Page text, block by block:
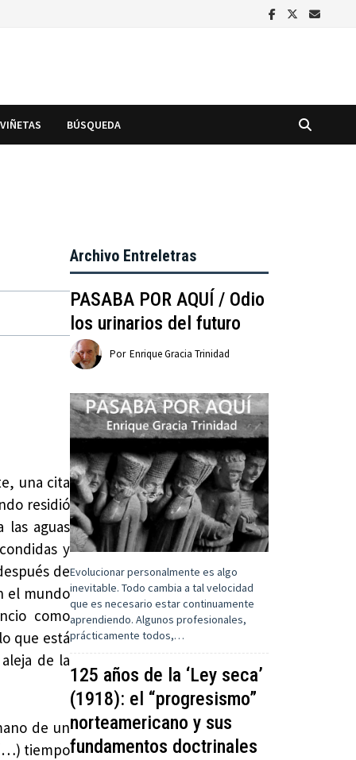
VIÑETAS BÚSQUEDA
una cita
residió
aguas
y
de
el mundo
como
que está
de la
de un
tiempo
Archivo Entreletras
PASABA POR AQUÍ / Odio
los urinarios del futuro
Por Enrique Gracia Trinidad
Evolucionar personalmente es algo
inevitable. Todo cambia a tal velocidad
que es necesario estar continuamente
aprendiendo. Algunos profesionales,
prácticamente todos,…
125 años de la ‘Ley seca’
(1918): el “progresismo”
norteamericano y sus
fundamentos doctrinales